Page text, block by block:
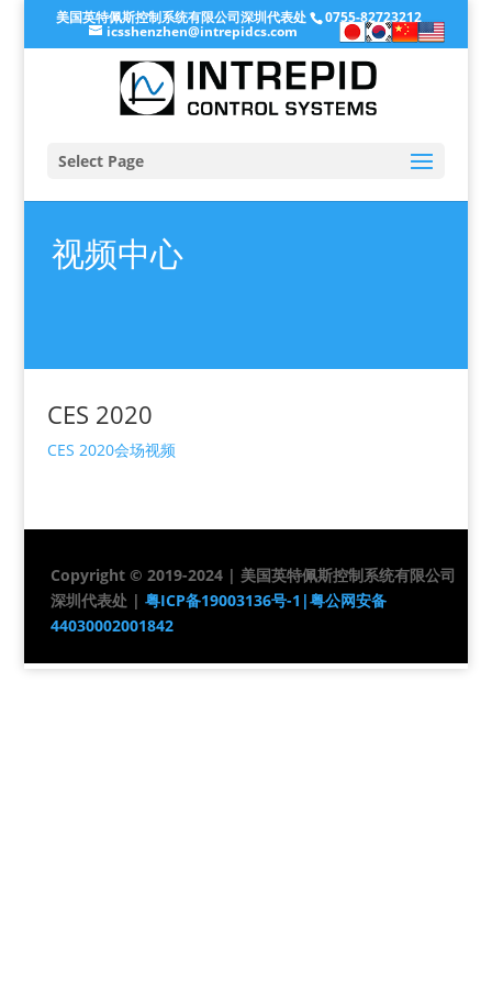
美国英特佩斯控制系统有限公司深圳代表处 0755-82723212
icsshenzhen@intrepidcs.com
Select Page
视频中心
CES 2020
CES 2020会场视频
Copyright © 2019-2024 | 美国英特佩斯控制系统有限公司
深圳代表处 | 粤ICP备19003136号-1|粤公网安备
44030002001842